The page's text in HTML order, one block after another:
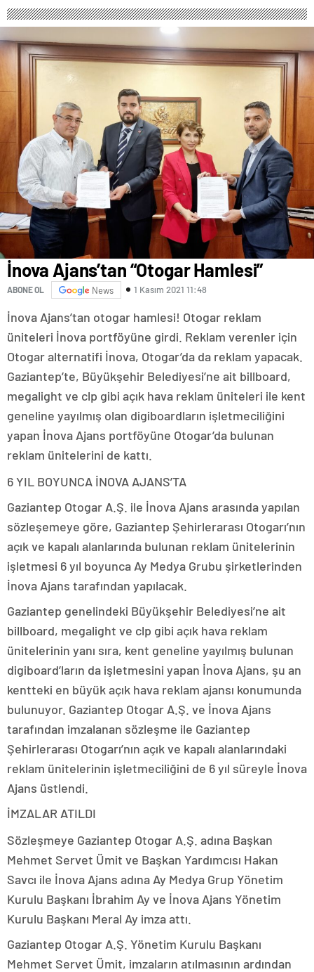
İnova Ajans’tan “Otogar Hamlesi”
ABONE OL News 1 Kasım 2021 11:48
İnova Ajans’tan otogar hamlesi! Otogar reklam
üniteleri İnova portföyüne girdi. Reklam verenler için
Otogar alternatifi İnova, Otogar’da da reklam yapacak.
Gaziantep’te, Büyükşehir Belediyesi’ne ait billboard,
megalight ve clp gibi açık hava reklam üniteleri ile kent
geneline yayılmış olan digiboardların işletmeciliğini
yapan İnova Ajans portföyüne Otogar’da bulunan
reklam ünitelerini de kattı.
6 YIL BOYUNCA İNOVA AJANS’TA
Gaziantep Otogar A.Ş. ile İnova Ajans arasında yapılan
sözleşemeye göre, Gaziantep Şehirlerarası Otogarı’nın
açık ve kapalı alanlarında bulunan reklam ünitelerinin
işletmesi 6 yıl boyunca Ay Medya Grubu şirketlerinden
İnova Ajans tarafından yapılacak.
Gaziantep genelindeki Büyükşehir Belediyesi’ne ait
billboard, megalight ve clp gibi açık hava reklam
ünitelerinin yanı sıra, kent geneline yayılmış bulunan
digiboard’ların da işletmesini yapan İnova Ajans, şu an
kentteki en büyük açık hava reklam ajansı konumunda
bulunuyor. Gaziantep Otogar A.Ş. ve İnova Ajans
tarafından imzalanan sözleşme ile Gaziantep
Şehirlerarası Otogarı’nın açık ve kapalı alanlarındaki
reklam ünitelerinin işletmeciliğini de 6 yıl süreyle İnova
Ajans üstlendi.
İMZALAR ATILDI
Sözleşmeye Gaziantep Otogar A.Ş. adına Başkan
Mehmet Servet Ümit ve Başkan Yardımcısı Hakan
Savcı ile İnova Ajans adına Ay Medya Grup Yönetim
Kurulu Başkanı İbrahim Ay ve İnova Ajans Yönetim
Kurulu Başkanı Meral Ay imza attı.
Gaziantep Otogar A.Ş. Yönetim Kurulu Başkanı
Mehmet Servet Ümit, imzaların atılmasının ardından